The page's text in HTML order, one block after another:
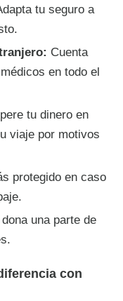
tu seguro a
Cuenta
en todo el
tu dinero en
viaje por motivos
protegido en caso
una parte de
con